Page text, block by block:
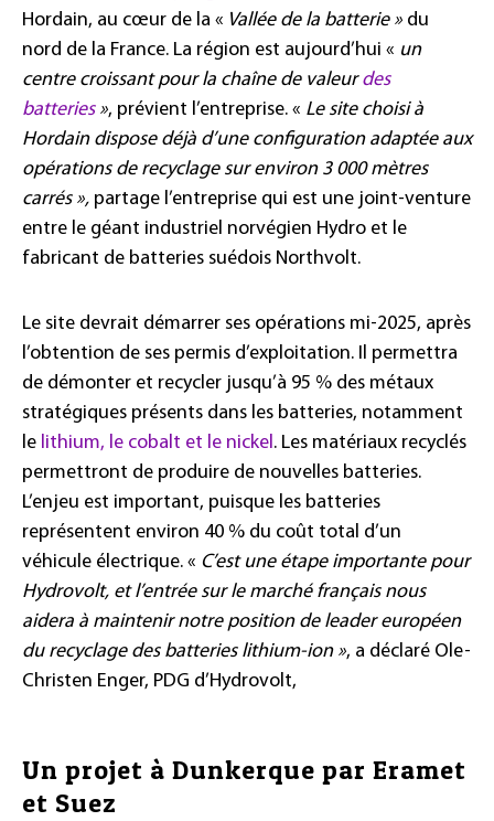
Hordain, au cœur de la « Vallée de la batterie » du
nord de la France. La région est aujourd’hui « un
centre croissant pour la chaîne de valeurdes
batteries», prévient l’entreprise. « Le site choisi à
Hordain dispose déjà d’une configuration adaptée aux
opérations de recyclage sur environ 3 000 mètres
carrés », partage l’entreprise qui est une joint-venture
entre le géant industriel norvégien Hydro et le
fabricant de batteries suédois Northvolt.
Le site devrait démarrer ses opérations mi-2025, après
l’obtention de ses permis d’exploitation. Il permettra
de démonter et recycler jusqu’à 95 % des métaux
stratégiques présents dans les batteries, notamment
le lithium, le cobalt et le nickel. Les matériaux recyclés
permettront de produire de nouvelles batteries.
L’enjeu est important, puisque les batteries
représentent environ 40 % du coût total d’un
véhicule électrique. « C’est une étape importante pour
Hydrovolt, et l’entrée sur le marché français nous
aidera à maintenir notre position de leader européen
du recyclage des batteries lithium-ion », a déclaré Ole-
Christen Enger, PDG d’Hydrovolt,
Un projet à Dunkerque par Eramet
et Suez